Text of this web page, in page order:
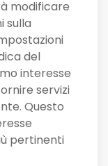
modificare
sulla
del
interesse
servizi
Questo
pertinenti